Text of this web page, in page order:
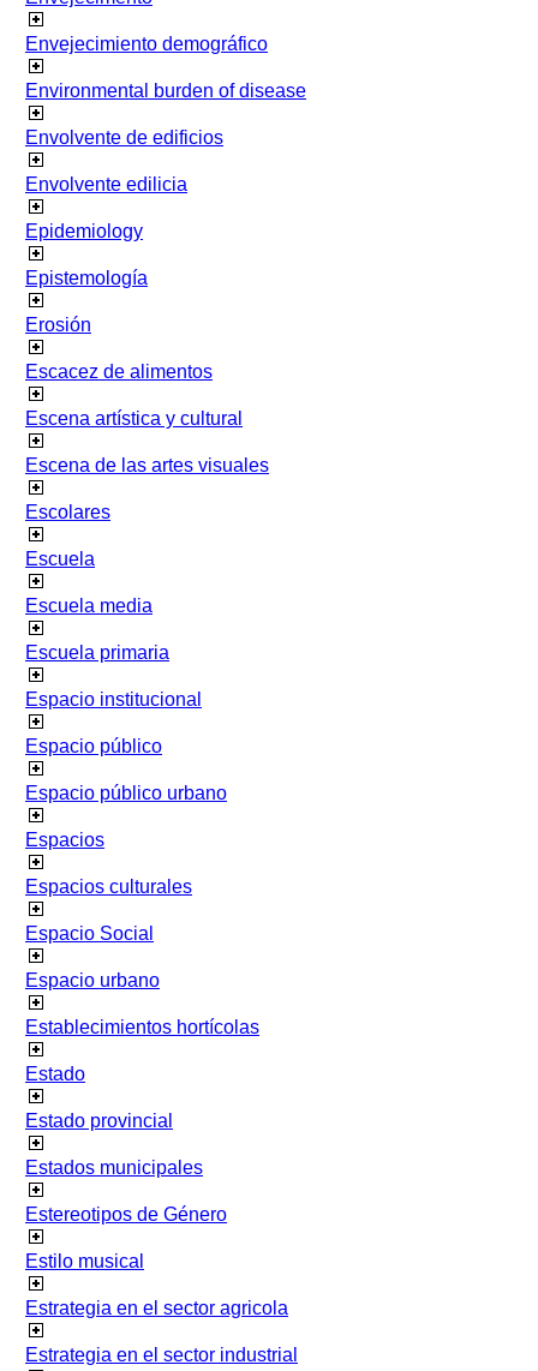
Envejecimiento demográfico
Environmental burden of disease
Envolvente de edificios
Envolvente edilicia
Epidemiology
Epistemología
Erosión
Escacez de alimentos
Escena artística y cultural
Escena de las artes visuales
Escolares
Escuela
Escuela media
Escuela primaria
Espacio institucional
Espacio público
Espacio público urbano
Espacios
Espacios culturales
Espacio Social
Espacio urbano
Establecimientos hortícolas
Estado
Estado provincial
Estados municipales
Estereotipos de Género
Estilo musical
Estrategia en el sector agricola
Estrategia en el sector industrial